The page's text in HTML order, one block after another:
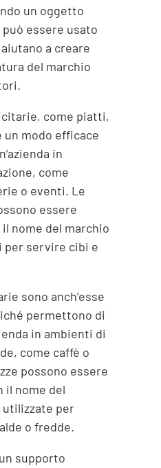
un oggetto
essere usato
a creare
del marchio
come piatti,
un modo efficace
in
come
o eventi. Le
essere
nome del marchio
per servire cibi e
sono anch’esse
permettono di
in ambienti di
come caffè o
possono essere
il nome del
utilizzate per
o fredde.
supporto